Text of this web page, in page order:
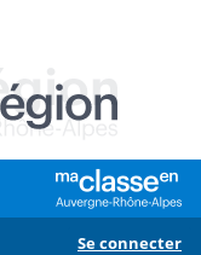
Se connecter